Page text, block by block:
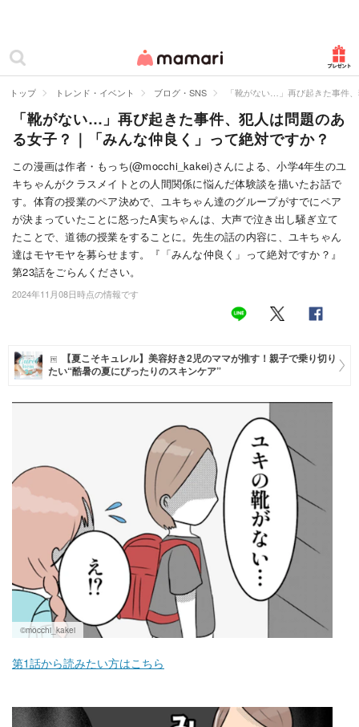
ママリ
カテゴリー一覧
妊娠
出産
赤ちゃん・育児
子育て・家族
病院
住まい
トップ トレンド・イベント ブログ・SNS 「靴がない…」再び起きた事件
「靴がない…」再び起きた事件、犯人は問題のあ
る女子？｜「みんな仲良く」って絶対ですか？
この漫画は作者・もっち(@mocchi_kakei)さんによる、小学4年生のユ
キちゃんがクラスメイトとの人間関係に悩んだ体験談を描いたお話で
す。体育の授業のペア決めで、ユキちゃん達のグループがすでにペア
が決まっていたことに怒ったA実ちゃんは、大声で泣き出し騒ぎ立て
たことで、道徳の授業をすることに。先生の話の内容に、ユキちゃん
達はモヤモヤを募らせます。『「みんな仲良く」って絶対ですか？』
第23話をごらんください。
2024年11月08日時点の情報です
【夏こそキュレル】美容好き2児のママが推す！親子で乗り切り
たい“酷暑の夏にぴったりのスキンケア”
©mocchi_kakei
第1話から読みたい方はこちら